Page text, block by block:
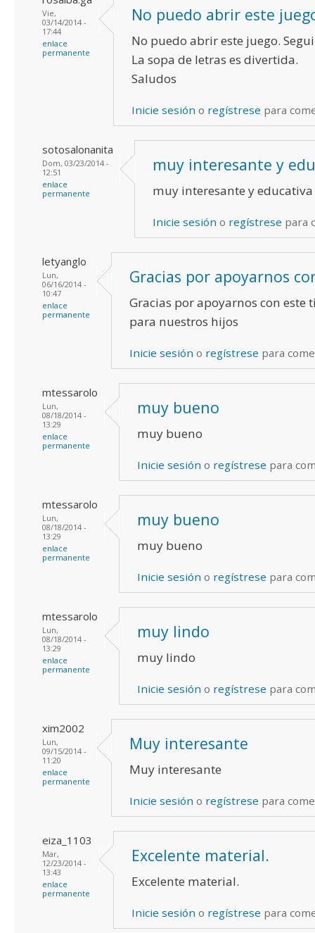
Vie,
03/14/2014 -
17:44
enlace
permanente
No puedo abrir este
No puedo abrir este juego.
La sopa de letras es divertida.
Saludos
Inicie sesión o regístrese para
sotosalonanita
Dom, 03/23/2014 -
12:51
enlace
permanente
muy interesante y
muy interesante y
Inicie sesión o regístrese para
letyanglo
Lun,
06/16/2014 -
10:47
enlace
permanente
Gracias por apoyarnos
Gracias por apoyarnos con este
para nuestros hijos
Inicie sesión o regístrese para
mtessarolo
Lun,
08/18/2014 -
13:29
enlace
permanente
muy bueno
muy bueno
Inicie sesión o regístrese para
mtessarolo
Lun,
08/18/2014 -
13:29
enlace
permanente
muy bueno
muy bueno
Inicie sesión o regístrese para
mtessarolo
Lun,
08/18/2014 -
13:29
enlace
permanente
muy lindo
muy lindo
Inicie sesión o regístrese para
xim2002
Lun,
09/15/2014 -
11:20
enlace
permanente
Muy interesante
Muy interesante
Inicie sesión o regístrese para
eiza_1103
Mar,
12/23/2014 -
13:43
enlace
permanente
Excelente material.
Excelente material.
Inicie sesión o regístrese para